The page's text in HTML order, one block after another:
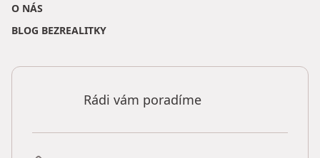
O NÁS
BLOG BEZREALITKY
Rádi vám poradíme